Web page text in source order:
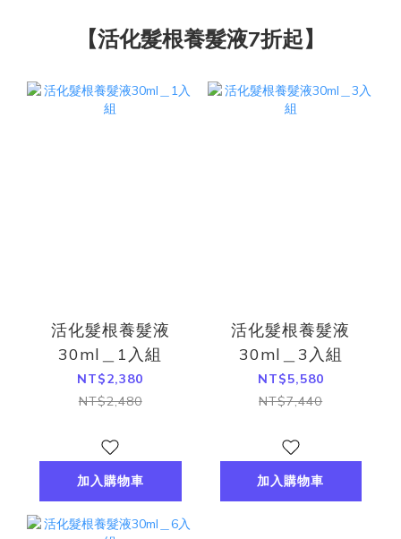
【活化髮根養髮液7折起】
活化髮根養髮液
30ml＿1入組
NT$2,380
NT$2,480
加入購物車
活化髮根養髮液
30ml＿3入組
NT$5,580
NT$7,440
加入購物車